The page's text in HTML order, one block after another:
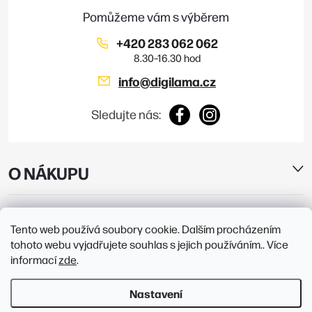
Tento web používá soubory cookie. Dalším procházením
tohoto webu vyjadřujete souhlas s jejich používáním.. Více
informacízde.
Nastavení
O NÁKUPU
PRODEJNY
info@digilama.cz
+420 283 062 062
Sledujte nás: